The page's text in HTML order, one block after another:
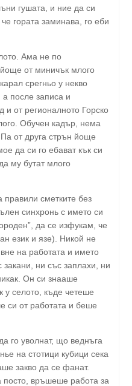
гушата, и ние да си
гората заминава, го еби
Ама не по
от миничък млого
срегньо у некво
а после записа и
и от регионалното Горско
Обучен кадър, нема
от друга стрън йоще
да си го ебават кък си
му бутат млого
сметките без
синхронь с името си
да се изфукам, че
език и язе). Никой не
на работата и името
ни със заплахи, ни
Он си знааше
у селото, къде четеше
си от работата и беше
го уволнат, що веднъга
на стотици кубици сека
закво да се фанат.
връшеше работа за